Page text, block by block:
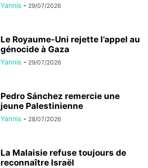
Yannis - 29/07/2026
Le Royaume-Uni rejette l’appel au
génocide à Gaza
Yannis - 29/07/2026
Pedro Sánchez remercie une
jeune Palestinienne
Yannis - 28/07/2026
La Malaisie refuse toujours de
reconnaître Israël